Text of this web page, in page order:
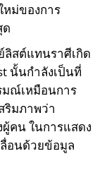
ม่ของการ
ด
ลิสต์แทนราศีเกิด
นั้นกำลังเป็นที่
มณ์เหมือนการ
ริมภาพว่า
คน ในการแสดง
อนด้วยข้อมูล